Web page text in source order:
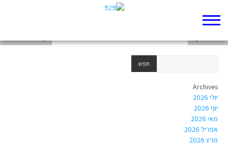
Archives
יולי 2026
יוני 2026
מאי 2026
אפריל 2026
מרץ 2026